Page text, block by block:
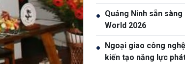
Nam nhân kỷ niệm
sinh Fidel Castro
● Quảng Ninh sẵn
World 2026
● Ngoại giao công
kiến tạo năng lực